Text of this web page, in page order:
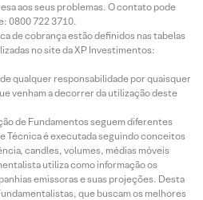
aos seus problemas. O contato pode
0800 722 3710.
de cobrança estão definidos nas tabelas
no site da XP Investimentos:
qualquer responsabilidade por quaisquer
venham a decorrer da utilização deste
de Fundamentos seguem diferentes
Técnica é executada seguindo conceitos
candles, volumes, médias móveis
utiliza como informação os
emissoras e suas projeções. Desta
que buscam os melhores